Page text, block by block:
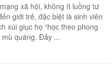
xã hội, không ít luồng tư
giới trẻ, đặc biệt là sinh viên
xúi giục họ “học theo phong
quáng. Đây ...